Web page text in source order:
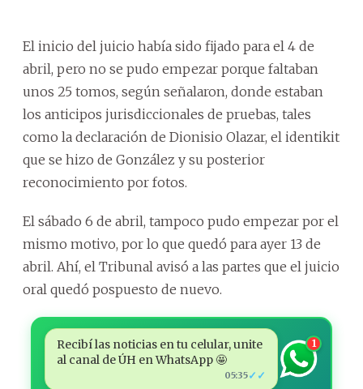
El inicio del juicio había sido fijado para el 4 de
abril, pero no se pudo empezar porque faltaban
unos 25 tomos, según señalaron, donde estaban
los anticipos jurisdiccionales de pruebas, tales
como la declaración de Dionisio Olazar, el identikit
que se hizo de González y su posterior
reconocimiento por fotos.
El sábado 6 de abril, tampoco pudo empezar por el
mismo motivo, por lo que quedó para ayer 13 de
abril. Ahí, el Tribunal avisó a las partes que el juicio
oral quedó pospuesto de nuevo.
Recibí las noticias en tu celular, unite
al canal de ÚH en WhatsApp 🤩
05:35✓✓
1